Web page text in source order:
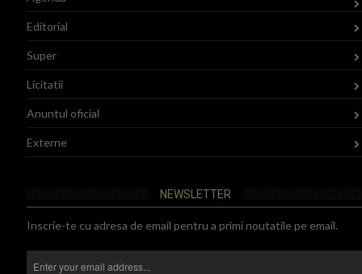
Editorial
Super
Licitatii
Anuntul oficial
Externe
NEWSLETTER
Inscrie-te cu adresa de email pentru a primi noutatile pe email.